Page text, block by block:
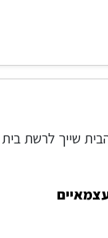
שייך לרשת בית